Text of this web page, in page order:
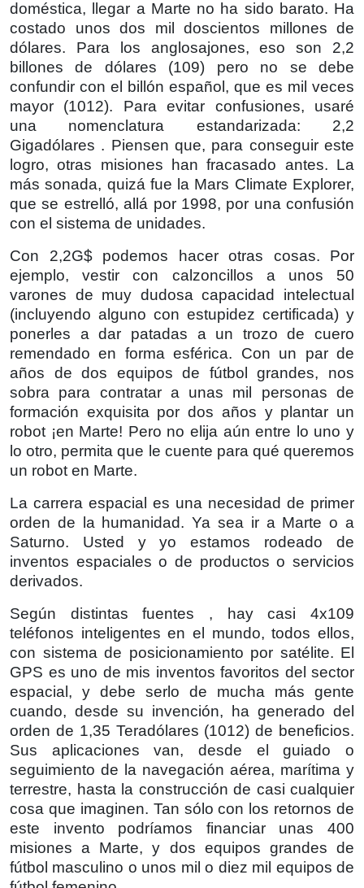
doméstica, llegar a Marte no ha sido barato. Ha
costado unos dos mil doscientos millones de
dólares. Para los anglosajones, eso son 2,2
billones de dólares (109) pero no se debe
confundir con el billón español, que es mil veces
mayor (1012). Para evitar confusiones, usaré
una nomenclatura estandarizada: 2,2
Gigadólares . Piensen que, para conseguir este
logro, otras misiones han fracasado antes. La
más sonada, quizá fue la Mars Climate Explorer,
que se estrelló, allá por 1998, por una confusión
con el sistema de unidades.
Con 2,2G$ podemos hacer otras cosas. Por
ejemplo, vestir con calzoncillos a unos 50
varones de muy dudosa capacidad intelectual
(incluyendo alguno con estupidez certificada) y
ponerles a dar patadas a un trozo de cuero
remendado en forma esférica. Con un par de
años de dos equipos de fútbol grandes, nos
sobra para contratar a unas mil personas de
formación exquisita por dos años y plantar un
robot ¡en Marte! Pero no elija aún entre lo uno y
lo otro, permita que le cuente para qué queremos
un robot en Marte.
La carrera espacial es una necesidad de primer
orden de la humanidad. Ya sea ir a Marte o a
Saturno. Usted y yo estamos rodeado de
inventos espaciales o de productos o servicios
derivados.
Según distintas fuentes , hay casi 4x109
teléfonos inteligentes en el mundo, todos ellos,
con sistema de posicionamiento por satélite. El
GPS es uno de mis inventos favoritos del sector
espacial, y debe serlo de mucha más gente
cuando, desde su invención, ha generado del
orden de 1,35 Teradólares (1012) de beneficios.
Sus aplicaciones van, desde el guiado o
seguimiento de la navegación aérea, marítima y
terrestre, hasta la construcción de casi cualquier
cosa que imaginen. Tan sólo con los retornos de
este invento podríamos financiar unas 400
misiones a Marte, y dos equipos grandes de
fútbol masculino o unos mil o diez mil equipos de